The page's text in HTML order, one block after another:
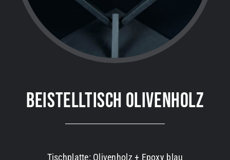
BEISTELLTISCH OLIVENHOLZ
Tischplatte: Olivenholz + Epoxy blau